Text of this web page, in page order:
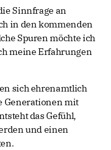
Sinnfrage an
in den kommenden
Spuren möchte ich
meine Erfahrungen
sich ehrenamtlich
Generationen mit
das Gefühl,
und einen